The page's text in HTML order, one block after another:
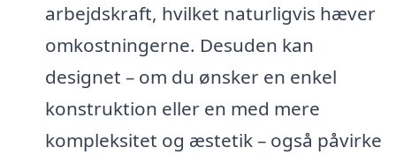
arbejdskraft, hvilket naturligvis hæver
omkostningerne. Desuden kan
designet – om du ønsker en enkel
konstruktion eller en med mere
kompleksitet og æstetik – også påvirke